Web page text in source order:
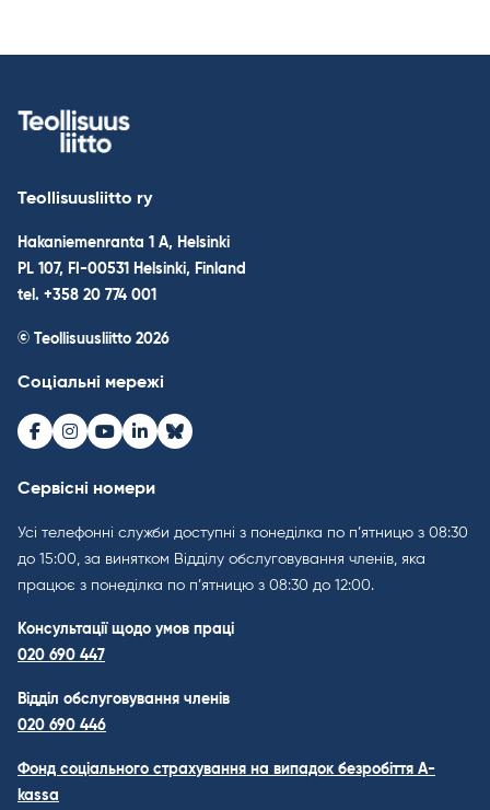
Teollisuusliitto ry
Hakaniemenranta 1 A, Helsinki
PL 107, FI-00531 Helsinki, Finland
tel. +358 20 774 001
© Teollisuusliitto 2026
Соціальні мережі
Facebook
Instagram
Youtube
LinkedInBluesky
Сервісні номери
Усі телефонні служби доступні з понеділка по п’ятницю з 08:30
до 15:00, за винятком Відділу обслуговування членів, яка
працює з понеділка по п’ятницю з 08:30 до 12:00.
Консультації щодо умов праці
020 690 447
Відділ обслуговування членів
020 690 446
Фонд соціального страхування на випадок безробіття A-
kassa